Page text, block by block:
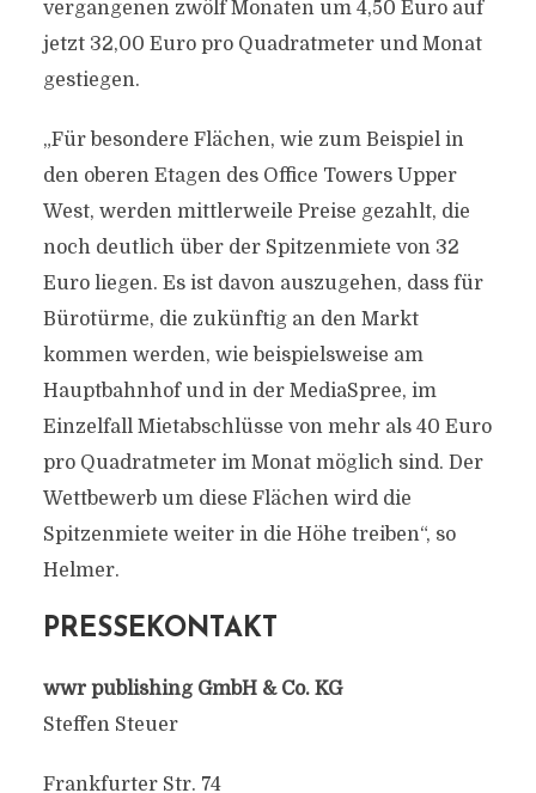
vergangenen zwölf Monaten um 4,50 Euro auf
jetzt 32,00 Euro pro Quadratmeter und Monat
gestiegen.
„Für besondere Flächen, wie zum Beispiel in
den oberen Etagen des Office Towers Upper
West, werden mittlerweile Preise gezahlt, die
noch deutlich über der Spitzenmiete von 32
Euro liegen. Es ist davon auszugehen, dass für
Bürotürme, die zukünftig an den Markt
kommen werden, wie beispielsweise am
Hauptbahnhof und in der MediaSpree, im
Einzelfall Mietabschlüsse von mehr als 40 Euro
pro Quadratmeter im Monat möglich sind. Der
Wettbewerb um diese Flächen wird die
Spitzenmiete weiter in die Höhe treiben“, so
Helmer.
PRESSEKONTAKT
wwr publishing GmbH & Co. KG
Steffen Steuer
Frankfurter Str. 74